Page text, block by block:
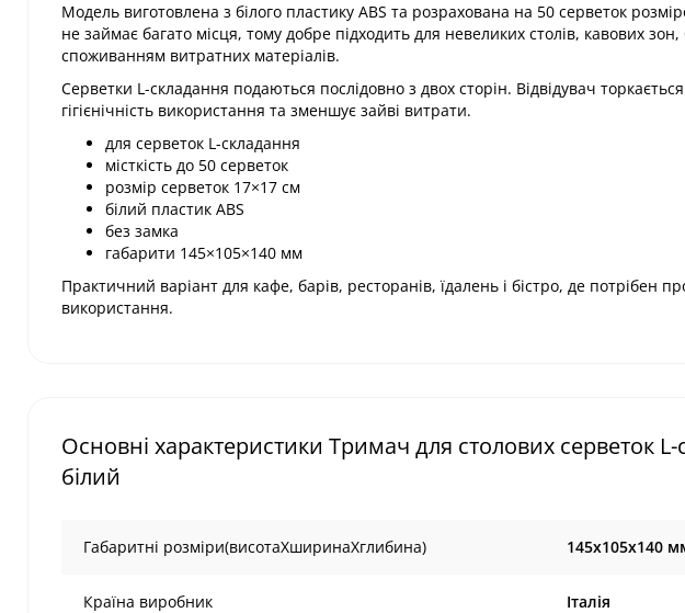
Модель виготовлена з білого пластику ABS та розрахована на 50 серветок
не займає багато місця, тому добре підходить для невеликих столів, кавових
споживанням витратних матеріалів.
Серветки L-складання подаються послідовно з двох сторін. Відвідувач
гігієнічність використання та зменшує зайві витрати.
для серветок L-складання
місткість до 50 серветок
розмір серветок 17×17 см
білий пластик ABS
без замка
габарити 145×105×140 мм
Практичний варіант для кафе, барів, ресторанів, їдалень і бістро, де потрібен
використання.
Основні характеристики Тримач для столових серветок
білий
Габаритні розміри(висотаХширинаХглибина) 145х105х140
Країна виробник Італія